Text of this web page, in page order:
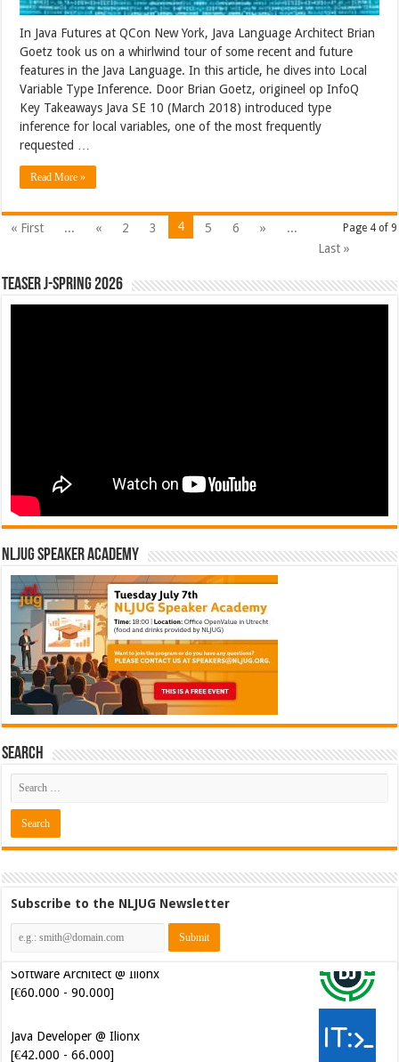
In Java Futures at QCon New York, Java Language Architect Brian
Goetz took us on a whirlwind tour of some recent and future
features in the Java Language. In this article, he dives into Local
Variable Type Inference. Door Brian Goetz, origineel op InfoQ
Key Takeaways Java SE 10 (March 2018) introduced type
inference for local variables, one of the most frequently
requested …
Read More »
Page 4 of 9
« First ... « 2 3 4 5 6 »
...
Last »
Teaser J-Spring 2026
NLJUG Speaker Academy
Search
Subscribe to the NLJUG Newsletter
Java Developer @ Ilionx
[€42.000 - 66.000]
Test Automatiseerder @